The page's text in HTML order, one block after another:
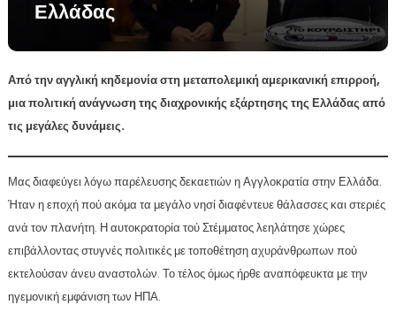
Ελλάδας
Από την αγγλική κηδεμονία στη μεταπολεμική αμερικανική επιρροή,
μια πολιτική ανάγνωση της διαχρονικής εξάρτησης της Ελλάδας από
τις μεγάλες δυνάμεις.
Μας διαφεύγει λόγω παρέλευσης δεκαετιών η Αγγλοκρατία στην Ελλάδα.
Ήταν η εποχή πού ακόμα τα μεγάλο νησί διαφέντευε θάλασσες και στεριές
ανά τον πλανήτη. Η αυτοκρατορία τού Στέμματος λεηλάτησε χώρες
επιβάλλοντας στυγνές πολιτικές με τοποθέτηση αχυράνθρωπων πού
εκτελούσαν άνευ αναστολών. Το τέλος όμως ήρθε αναπόφευκτα με την
ηγεμονική εμφάνιση των ΗΠΑ.